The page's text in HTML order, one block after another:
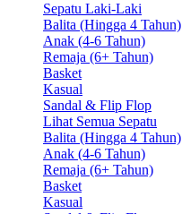
Sepatu Laki-Laki
Balita (Hingga 4 Tahun)
Anak (4-6 Tahun)
Remaja (6+ Tahun)
Basket
Kasual
Sandal & Flip Flop
Lihat Semua Sepatu
Balita (Hingga 4 Tahun)
Anak (4-6 Tahun)
Remaja (6+ Tahun)
Basket
Kasual